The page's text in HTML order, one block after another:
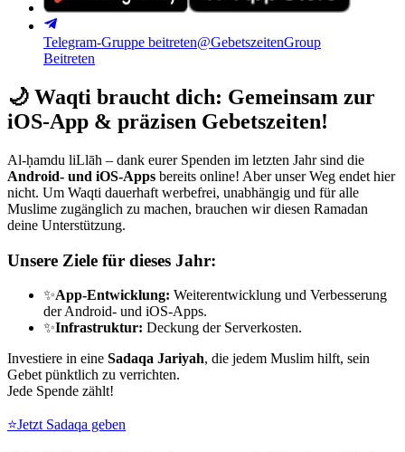
Telegram-Gruppe beitreten@GebetszeitenGroup
Beitreten
🌙 Waqti braucht dich: Gemeinsam zur
iOS-App & präzisen Gebetszeiten!
Al-ḥamdu liLlāh – dank eurer Spenden im letzten Jahr sind die
Android- und iOS-Apps bereits online! Aber unser Weg endet hier
nicht. Um Waqti dauerhaft werbefrei, unabhängig und für alle
Muslime zugänglich zu machen, brauchen wir diesen Ramadan
deine Unterstützung.
Unsere Ziele für dieses Jahr:
✨App-Entwicklung: Weiterentwicklung und Verbesserung
der Android- und iOS-Apps.
✨Infrastruktur: Deckung der Serverkosten.
Investiere in eine Sadaqa Jariyah, die jedem Muslim hilft, sein
Gebet pünktlich zu verrichten.
Jede Spende zählt!
⭐Jetzt Sadaqa geben